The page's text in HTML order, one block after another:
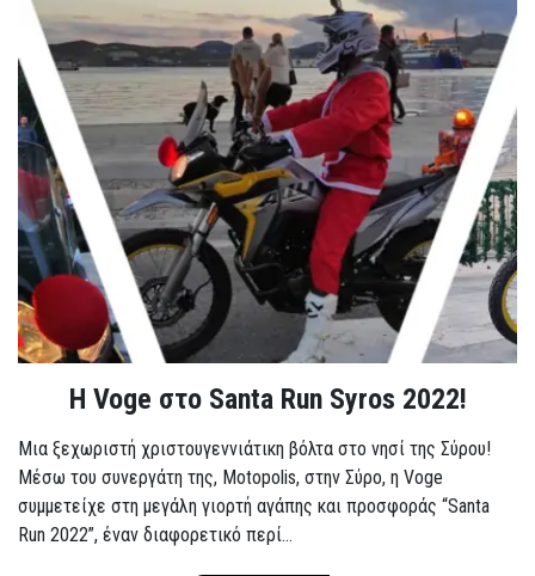
Η Voge στο Santa Run Syros 2022!
Μια ξεχωριστή χριστουγεννιάτικη βόλτα στο νησί της Σύρου!
Μέσω του συνεργάτη της, Motopolis, στην Σύρο, η Voge
συμμετείχε στη μεγάλη γιορτή αγάπης και προσφοράς “Santa
Run 2022”, έναν διαφορετικό περί...